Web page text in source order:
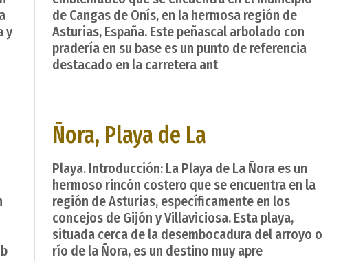
y
de Cangas de Onís, en la hermosa región de
Asturias, España. Este peñascal arbolado con
pradería en su base es un punto de referencia
destacado en la carretera ant
Ñora, Playa de La
Playa. Introducción: La Playa de La Ñora es un
hermoso rincón costero que se encuentra en la
región de Asturias, específicamente en los
concejos de Gijón y Villaviciosa. Esta playa,
situada cerca de la desembocadura del arroyo o
río de la Ñora, es un destino muy apre